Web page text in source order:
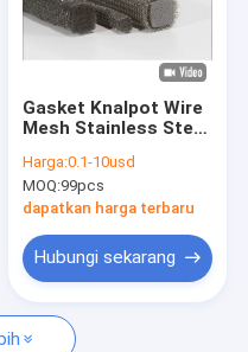
Gasket Knalpot Wire
Mesh Stainless Steel
Gasket OEM
Harga:0.1-10usd
MOQ:99pcs
dapatkan harga terbaru
Hubungi sekarang